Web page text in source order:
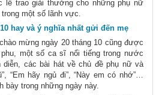
lễ trao giải thưởng cho những phụ nữ
một số lãnh vực.
hay và ý nghĩa nhất gửi đến mẹ
mừng ngày 20 tháng 10 cũng được
một số ca sĩ nổi tiếng trong nước
các bài hát về chủ đề phụ nữ và
“Em hãy ngủ đi”, “Này em có nhớ”…
trong những ngày này.